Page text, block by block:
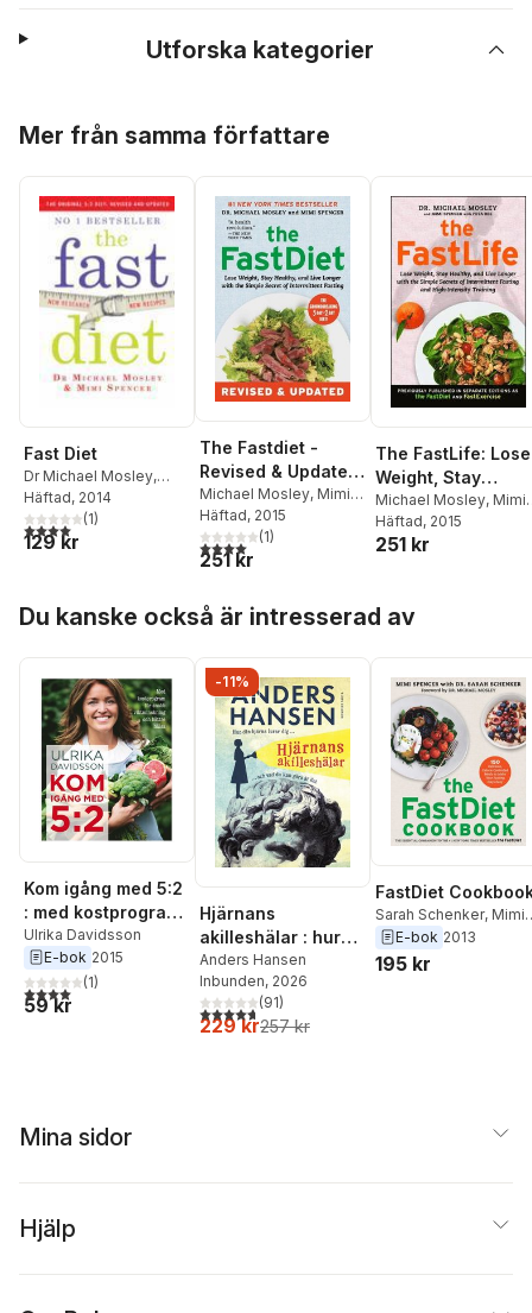
Utforska kategorier
Mer från samma författare
Fast Diet
Dr Michael Mosley,
Mimi Spencer
Häftad, 2014
4,0utav 5 stjärnor. Totalt antal röster:
(1)
129 kr
The Fastdiet -
Revised & Updated:
Lose Weight, Stay
Healthy, and Live
Longer with the
Simple Secret of
Michael Mosley, Mimi
Spencer
Häftad, 2015
4,0utav 5 stjärnor. Totalt antal röster:
(1)
251 kr
The FastLife: Lose
Weight, Stay
Healthy, and Live
Longer with the
Simple Secrets of
Training
Michael Mosley, Mimi
Spencer
Häftad, 2015
251 kr
Du kanske också är intresserad av
Kom igång med 5:2
: med kostprogram
för snabb
viktminskning och
bättre hälsa
Ulrika Davidsson
E-bok 2015
4,0utav 5 stjärnor. Totalt antal röster:
(1)
59 kr
-11%
Hjärnans
akilleshälar : hur
din hjärna lurar dig,
och vad du kan
göra åt det
Anders Hansen
Inbunden, 2026
4,7utav 5 stjärnor. Totalt antal röster:
(91)
229 kr257 kr
FastDiet
Sarah Schenker, Mimi
Spencer
E-bok 2013
195 kr
Mina sidor
Hjälp